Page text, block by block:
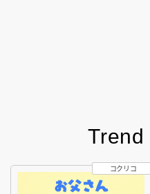
Trend
コクリコ